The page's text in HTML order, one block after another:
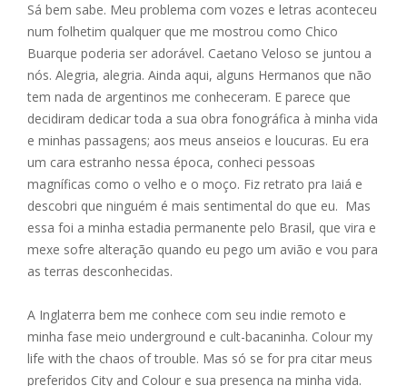
Sá bem sabe. Meu problema com vozes e letras aconteceu
num folhetim qualquer que me mostrou como Chico
Buarque poderia ser adorável. Caetano Veloso se juntou a
nós. Alegria, alegria. Ainda aqui, alguns Hermanos que não
tem nada de argentinos me conheceram. E parece que
decidiram dedicar toda a sua obra fonográfica à minha vida
e minhas passagens; aos meus anseios e loucuras. Eu era
um cara estranho nessa época, conheci pessoas
magníficas como o velho e o moço. Fiz retrato pra Iaiá e
descobri que ninguém é mais sentimental do que eu. Mas
essa foi a minha estadia permanente pelo Brasil, que vira e
mexe sofre alteração quando eu pego um avião e vou para
as terras desconhecidas.
A Inglaterra bem me conhece com seu indie remoto e
minha fase meio underground e cult-bacaninha. Colour my
life with the chaos of trouble. Mas só se for pra citar meus
preferidos City and Colour e sua presença na minha vida.